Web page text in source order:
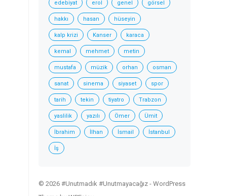
edebiyat erol genel görsel
hakkı hasan hüseyin
kalp krizi Kanser karaca
kemal mehmet metin
mustafa müzik orhan osman
sanat sinema siyaset spor
tarih tekin tiyatro Trabzon
yaslilik yazılı Ömer Ümit
İbrahim İlhan İsmail İstanbul
İş
© 2026 #Unutmadık #Unutmayacağız - WordPress